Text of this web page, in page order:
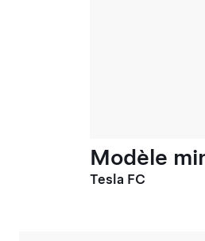
Modèle
Tesla FC